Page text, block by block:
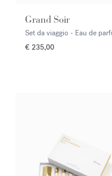
Grand Soir
Set da viaggio - Eau de
€ 235,00